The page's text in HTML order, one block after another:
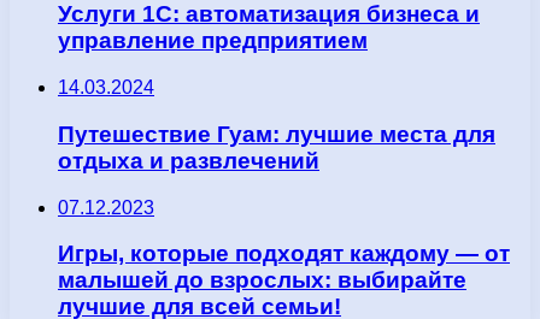
Услуги 1С: автоматизация бизнеса и
управление предприятием
14.03.2024
Путешествие Гуам: лучшие места для
отдыха и развлечений
07.12.2023
Игры, которые подходят каждому — от
малышей до взрослых: выбирайте
лучшие для всей семьи!